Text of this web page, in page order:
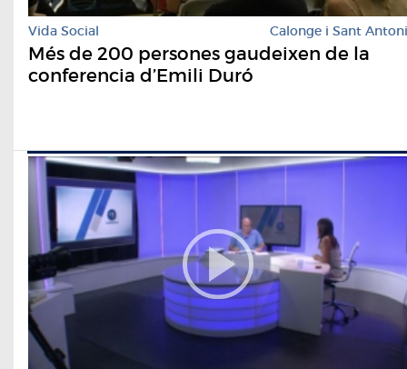
Vida Social Calonge i Sant Antoni
Més de 200 persones gaudeixen de la
conferencia d’Emili Duró